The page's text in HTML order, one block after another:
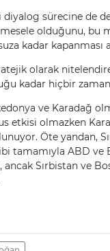
diyalog sürecine de
olduğunu, bu
kadar
olarak
kadar hiçbir
ve Karadağ
etkisi olmazken
Öte yandan,
tamamıyla ABD ve
Sırbistan ve